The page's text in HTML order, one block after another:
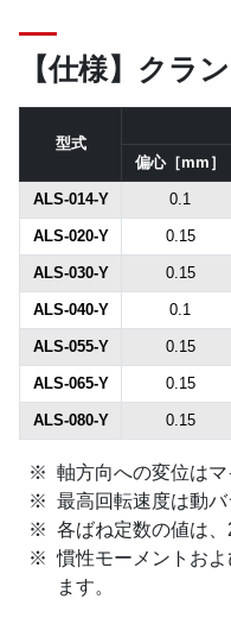
【仕様】クラ
型式
偏心［mm］
ALS-014-Y 0.1
ALS-020-Y 0.15
ALS-030-Y 0.15
ALS-040-Y 0.1
ALS-055-Y 0.15
ALS-065-Y 0.15
ALS-080-Y 0.15
軸方向への変位はマ
最高回転速度は動バ
各ばね定数の値は
慣性モーメントお
ます。